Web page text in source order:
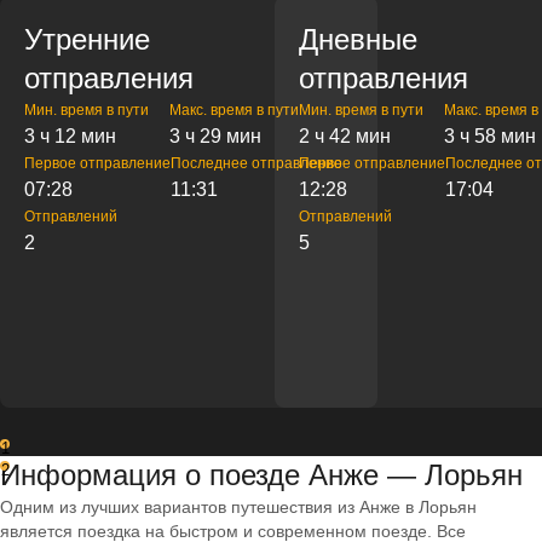
Утренние
отправления
Мин. время в пути
3 ч 12 мин
Макс. время в пути
3 ч 29 мин
Первое отправление
07:28
Последнее отправление
11:31
Отправлений
2
Дневные
отправления
Мин. время в пути
2 ч 42 мин
Макс. время в
3 ч 58 мин
Первое отправление
12:28
Последнее
17:04
Отправлений
5
1
2
Информация о поезде Анже — Лорьян
Одним из лучших вариантов путешествия из Анже в Лорьян
является поездка на быстром и современном поезде. Все